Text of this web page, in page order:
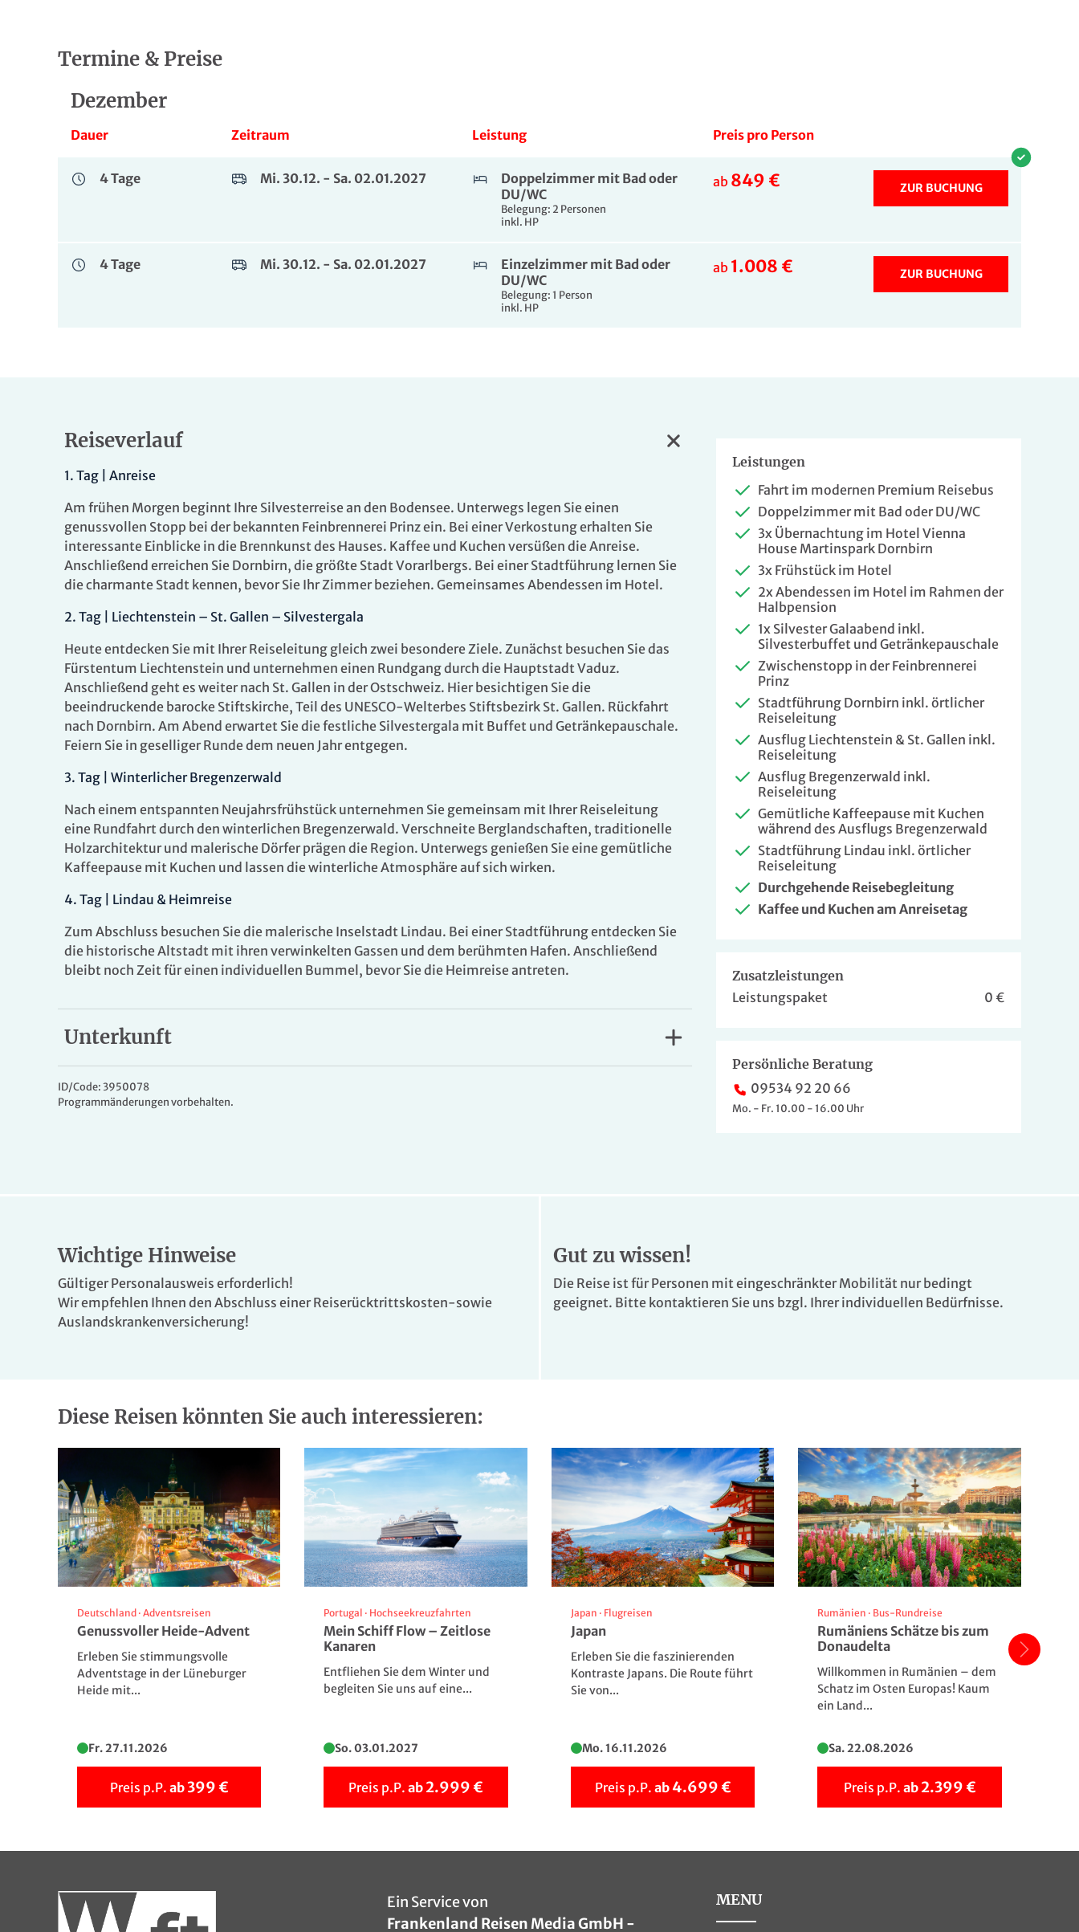
Silvester gemeinsam feiern
Preis pro Person
4 Tage
Mi. 30.12. - Sa.
02.01.2027
Doppelzimmer mit Bad
oder DU/WC
Belegung: 2 Personen
inkl. HP
849 €
inkl. HP
1.008 € ZUR BUCHUNG
Termine & Preise
Dezember
Dauer Zeitraum Leistung Preis pro Person
4 Tage Mi. 30.12. - Sa. 02.01.2027
Doppelzimmer mit Bad oder
DU/WC
Belegung: 2 Personen
inkl. HP
ab 849 € ZUR BUCHUNG
4 Tage Mi. 30.12. - Sa. 02.01.2027
Einzelzimmer mit Bad oder
DU/WC
Belegung: 1 Person
inkl. HP
ab 1.008 € ZUR BUCHUNG
Reiseverlauf
1. Tag | Anreise
Am frühen Morgen beginnt Ihre Silvesterreise an den Bodensee. Unterwegs legen Sie einen
genussvollen Stopp bei der bekannten Feinbrennerei Prinz ein. Bei einer Verkostung erhalten Sie
interessante Einblicke in die Brennkunst des Hauses. Kaffee und Kuchen versüßen die Anreise.
Anschließend erreichen Sie Dornbirn, die größte Stadt Vorarlbergs. Bei einer Stadtführung lernen Sie
die charmante Stadt kennen, bevor Sie Ihr Zimmer beziehen. Gemeinsames Abendessen im Hotel.
2. Tag | Liechtenstein – St. Gallen – Silvestergala
Heute entdecken Sie mit Ihrer Reiseleitung gleich zwei besondere Ziele. Zunächst besuchen Sie das
Fürstentum Liechtenstein und unternehmen einen Rundgang durch die Hauptstadt Vaduz.
Anschließend geht es weiter nach St. Gallen in der Ostschweiz. Hier besichtigen Sie die
beeindruckende barocke Stiftskirche, Teil des UNESCO-Welterbes Stiftsbezirk St. Gallen. Rückfahrt
nach Dornbirn. Am Abend erwartet Sie die festliche Silvestergala mit Buffet und Getränkepauschale.
Feiern Sie in geselliger Runde dem neuen Jahr entgegen.
3. Tag | Winterlicher Bregenzerwald
Nach einem entspannten Neujahrsfrühstück unternehmen Sie gemeinsam mit Ihrer Reiseleitung
eine Rundfahrt durch den winterlichen Bregenzerwald. Verschneite Berglandschaften, traditionelle
Holzarchitektur und malerische Dörfer prägen die Region. Unterwegs genießen Sie eine gemütliche
Kaffeepause mit Kuchen und lassen die winterliche Atmosphäre auf sich wirken.
4. Tag | Lindau & Heimreise
Zum Abschluss besuchen Sie die malerische Inselstadt Lindau. Bei einer Stadtführung entdecken Sie
die historische Altstadt mit ihren verwinkelten Gassen und dem berühmten Hafen. Anschließend
bleibt noch Zeit für einen individuellen Bummel, bevor Sie die Heimreise antreten.
Unterkunft
Ihr Hotel
Im4* Vienna House by Wyndham Martinspark Dornbirn
und luxuriöser Komfort. Dieses architektonisch unverwechselbare Refugium im Stadtzentrum von
© Ryan Long Photography © Ryan Long Photography
© Ryan Long Photography © Ryan Long Photography
© Matthias Rhomberg
www.rhomberg.cc
© Matthias Rhomberg
ID/Code: 3950078
Programmänderungen vorbehalten.
Leistungen
Fahrt im modernen Premium Reisebus
Doppelzimmer mit Bad oder DU/WC
3x Übernachtung im Hotel Vienna
House Martinspark Dornbirn
3x Frühstück im Hotel
2x Abendessen im Hotel im Rahmen der
Halbpension
1x Silvester Galaabend inkl.
Silvesterbuffet und Getränkepauschale
Zwischenstopp in der Feinbrennerei
Prinz
Stadtführung Dornbirn inkl. örtlicher
Reiseleitung
Ausflug Liechtenstein & St. Gallen inkl.
Reiseleitung
Ausflug Bregenzerwald inkl.
Reiseleitung
Gemütliche Kaffeepause mit Kuchen
während des Ausflugs Bregenzerwald
Stadtführung Lindau inkl. örtlicher
Reiseleitung
Durchgehende Reisebegleitung
Kaffee und Kuchen am Anreisetag
Zusatzleistungen
Leistungspaket
0 €
Persönliche Beratung
09534 92 20 66
Mo. - Fr. 10.00 - 16.00 Uhr
Wichtige Hinweise
Gültiger Personalausweis erforderlich!
Wir empfehlen Ihnen den Abschluss einer Reiserücktrittskosten-sowie
Auslandskrankenversicherung!
Gut zu wissen!
Die Reise ist für Personen mit eingeschränkter Mobilität nur bedingt
geeignet. Bitte kontaktieren Sie uns bzgl. Ihrer individuellen Bedürfnisse.
Diese Reisen könnten Sie auch interessieren:
Deutschland · Adventsreisen
Genussvoller Heide-Advent
Erleben Sie stimmungsvolle
Adventstage in der Lüneburger
Heide mit...
Fr. 27.11.2026
Preis p.P. ab 399 €
Portugal · Hochseekreuzfahrten
Mein Schiff Flow – Zeitlose
Kanaren
Entfliehen Sie dem Winter und
begleiten Sie uns auf eine...
So. 03.01.2027
Preis p.P. ab 2.999 €
Japan · Flugreisen
Japan
Erleben Sie die faszinierenden
Kontraste Japans. Die Route führt
Sie von...
Mo. 16.11.2026
Preis p.P. ab4.699 €
Rumänien · Bus-Rundreise
Rumäniens Schätze bis zum
Donaudelta
Willkommen in Rumänien – dem
Schatz im Osten Europas! Kaum
ein Land...
Sa. 22.08.2026
Preis p.P. ab 2.399 €
Ein Service von
Frankenland Reisen Media GmbH -
MENU